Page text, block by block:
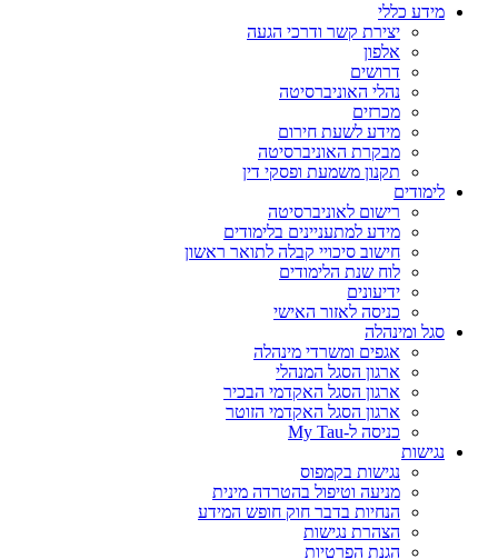
מידע כללי
יצירת קשר ודרכי הגעה
אלפון
דרושים
נהלי האוניברסיטה
מכרזים
מידע לשעת חירום
מבקרת האוניברסיטה
תקנון משמעת ופסקי דין
לימודים
רישום לאוניברסיטה
מידע למתעניינים בלימודים
חישוב סיכויי קבלה לתואר ראשון
לוח שנת הלימודים
ידיעונים
כניסה לאזור האישי
סגל ומינהלה
אגפים ומשרדי מינהלה
ארגון הסגל המנהלי
ארגון הסגל האקדמי הבכיר
ארגון הסגל האקדמי הזוטר
כניסה ל-My Tau
נגישות
נגישות בקמפוס
מניעה וטיפול בהטרדה מינית
הנחיות בדבר חוק חופש המידע
הצהרת נגישות
הגנת הפרטיות